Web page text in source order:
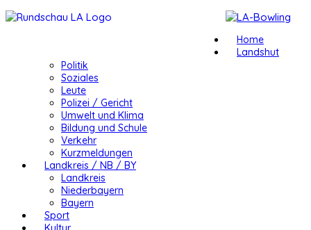
Home
Landshut
Politik
Soziales
Leute
Polizei / Gericht
Umwelt und Klima
Bildung und Schule
Verkehr
Kurzmeldungen
Landkreis / NB / BY
Landkreis
Niederbayern
Bayern
Sport